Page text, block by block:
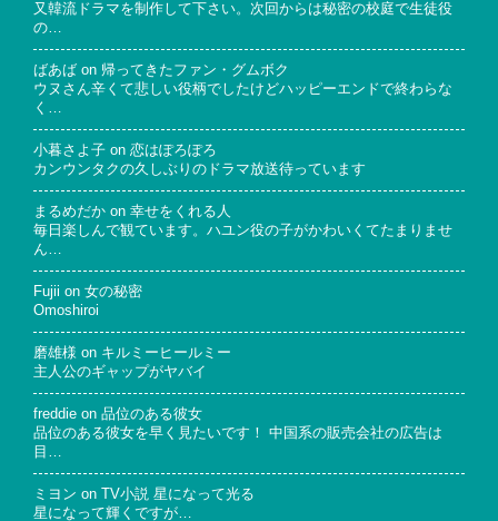
又韓流ドラマを制作して下さい。次回からは秘密の校庭で生徒役
の…
ばあば on 帰ってきたファン・グムボク
ウヌさん辛くて悲しい役柄でしたけどハッピーエンドで終わらな
く…
小暮さよ子 on 恋はぽろぽろ
カンウンタクの久しぶりのドラマ放送待っています
まるめだか on 幸せをくれる人
毎日楽しんで観ています。ハユン役の子がかわいくてたまりませ
ん…
Fujii on 女の秘密
Omoshiroi
磨雄様 on キルミーヒールミー
主人公のギャップがヤバイ
freddie on 品位のある彼女
品位のある彼女を早く見たいです！ 中国系の販売会社の広告は
目…
ミヨン on
TV小説 星になって光る
星になって輝くですが…